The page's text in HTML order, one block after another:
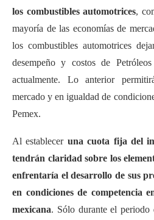
los combustibles automotrices,
mayoría de las economías de
los combustibles automotrices
desempeño y costos de
actualmente. Lo anterior
mercado y en igualdad de
Pemex.
Al establecer una cuota fija del
tendrán claridad sobre los
enfrentaría el desarrollo de sus
en condiciones de competencia
mexicana. Sólo durante el periodo